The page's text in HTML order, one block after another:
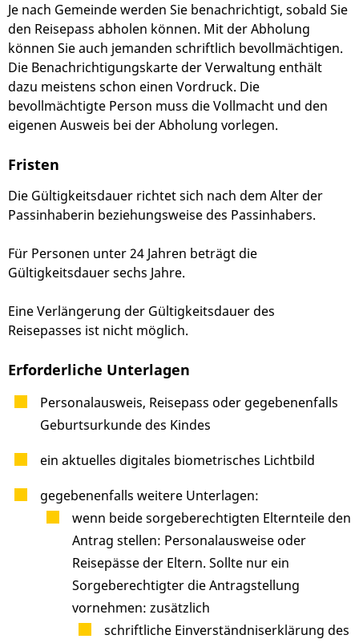
Je nach Gemeinde werden Sie benachrichtigt, sobald Sie
den Reisepass abholen können. Mit der Abholung
können Sie auch jemanden schriftlich bevollmächtigen.
Die Benachrichtigungskarte der Verwaltung enthält
dazu meistens schon einen Vordruck. Die
bevollmächtigte Person muss die Vollmacht und den
eigenen Ausweis bei der Abholung vorlegen.
Fristen
Die Gültigkeitsdauer richtet sich nach dem Alter der
Passinhaberin beziehungsweise des Passinhabers.
Für Personen unter 24 Jahren beträgt die
Gültigkeitsdauer sechs Jahre.
Eine Verlängerung der Gültigkeitsdauer des
Reisepasses ist nicht möglich.
Erforderliche Unterlagen
Personalausweis, Reisepass oder gegebenenfalls
Geburtsurkunde des Kindes
ein aktuelles digitales biometrisches Lichtbild
gegebenenfalls weitere Unterlagen:
wenn beide sorgeberechtigten Elternteile den
Antrag stellen: Personalausweise oder
Reisepässe der Eltern. Sollte nur ein
Sorgeberechtigter die Antragstellung
vornehmen: zusätzlich
schriftliche Einverständniserklärung des